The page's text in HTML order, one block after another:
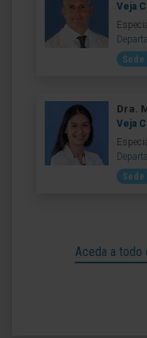
Veja
Sede
Dra.
Veja
Sede
Aceda a todo